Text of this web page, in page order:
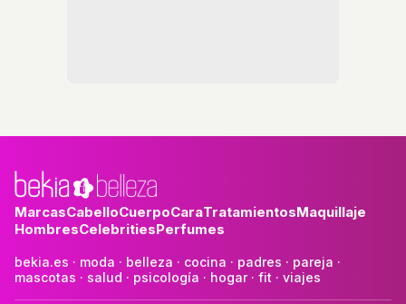
MarcasCabelloCuerpoCaraTratamientosMaquillaje
HombresCelebritiesPerfumes
bekia.es · moda · belleza · cocina · padres · pareja ·
mascotas · salud · psicología · hogar· fit · viajes